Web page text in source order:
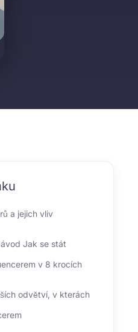
a jejich vliv
Jak se stát
v 8 krocích
odvětví, v kterách